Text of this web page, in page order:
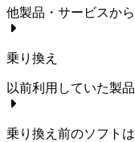
他製品・サービスか
乗り換え
以前利用していた製
乗り換え前のソフト